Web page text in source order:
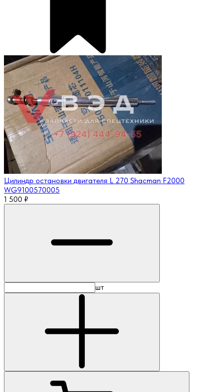
Цилиндр остановки двигателя L 270 Shacman F2000
WG9100570005
1 500 ₽
шт